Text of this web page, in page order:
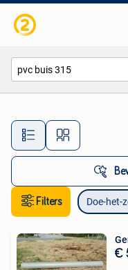
Filters Doe-het-
€